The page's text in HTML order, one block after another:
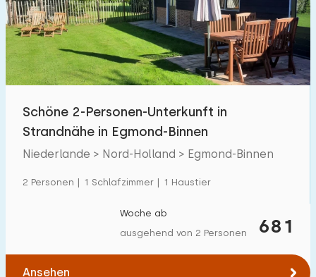
Schöne 2-Personen-Unterkunft in
Strandnähe in Egmond-Binnen
Niederlande > Nord-Holland > Egmond-Binnen
2 Personen | 1 Schlafzimmer | 1 Haustier
681
Woche ab
ausgehend von 2 Personen
Ansehen